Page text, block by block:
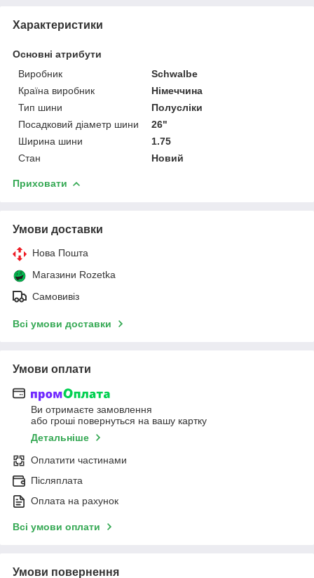
Характеристики
Основні атрибути
Виробник
Schwalbe
Країна виробник
Німеччина
Тип шини
Полусліки
Посадковий діаметр шини
26"
Ширина шини
1.75
Стан
Новий
Приховати
Умови доставки
Нова Пошта
Магазини Rozetka
Самовивіз
Всі умови доставки
Умови оплати
Ви отримаєте замовлення
або гроші повернуться на вашу картку
Детальніше
Оплатити частинами
Післяплата
Оплата на рахунок
Всі умови оплати
Умови повернення